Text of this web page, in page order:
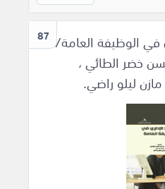
87 في الوظيفة العامة/
خضر الطائي ،
مازن ليلو راضي.